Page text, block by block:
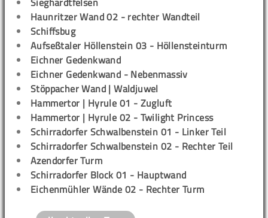
Haunritzer Wand 02 - rechter Wandteil
Schiffsbug
Aufseßtaler Höllenstein 03 - Höllensteinturm
Eichner Gedenkwand
Eichner Gedenkwand - Nebenmassiv
Stöppacher Wand | Waldjuwel
Hammertor | Hyrule 01 - Zugluft
Hammertor | Hyrule 02 - Twilight Princess
Schirradorfer Schwalbenstein 01 - Linker Teil
Schirradorfer Schwalbenstein 02 - Rechter Teil
Azendorfer Turm
Schirradorfer Block 01 - Hauptwand
Eichenmühler Wände 02 - Rechter Turm